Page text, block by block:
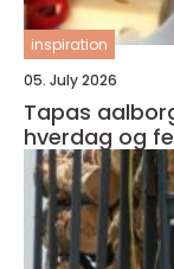
inspiration
05. July 2026
Tapas aalborg smagfulde
hverdag og